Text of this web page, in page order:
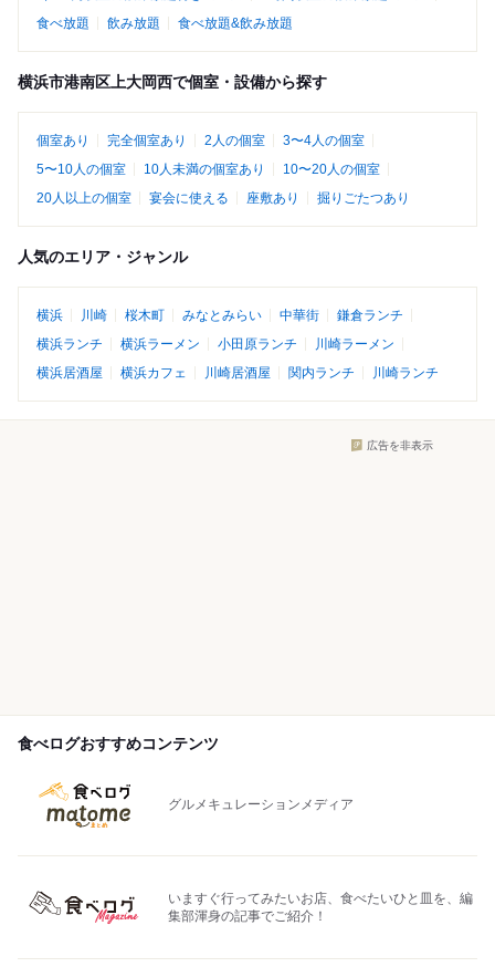
食べ放題
飲み放題 食べ放題&飲み放題
横浜市港南区上大岡西で個室・設備から探す
個室あり 完全個室あり 2人の個室
3〜4人の個室
5〜10人の個室
10人未満の個室あり
10〜20人の個室
20人以上の個室
宴会に使える 座敷あり 掘りごたつあり
人気のエリア・ジャンル
横浜 川崎 桜木町 みなとみらい 中華街
鎌倉ランチ
横浜ランチ
横浜ラーメン 小田原ランチ
川崎ラーメン
横浜居酒屋
横浜カフェ 川崎居酒屋 関内ランチ 川崎ランチ
広告を非表示
食べログおすすめコンテンツ
グルメキュレーションメディア
いますぐ行ってみたいお店、食べたいひと皿を、編
集部渾身の記事でご紹介！